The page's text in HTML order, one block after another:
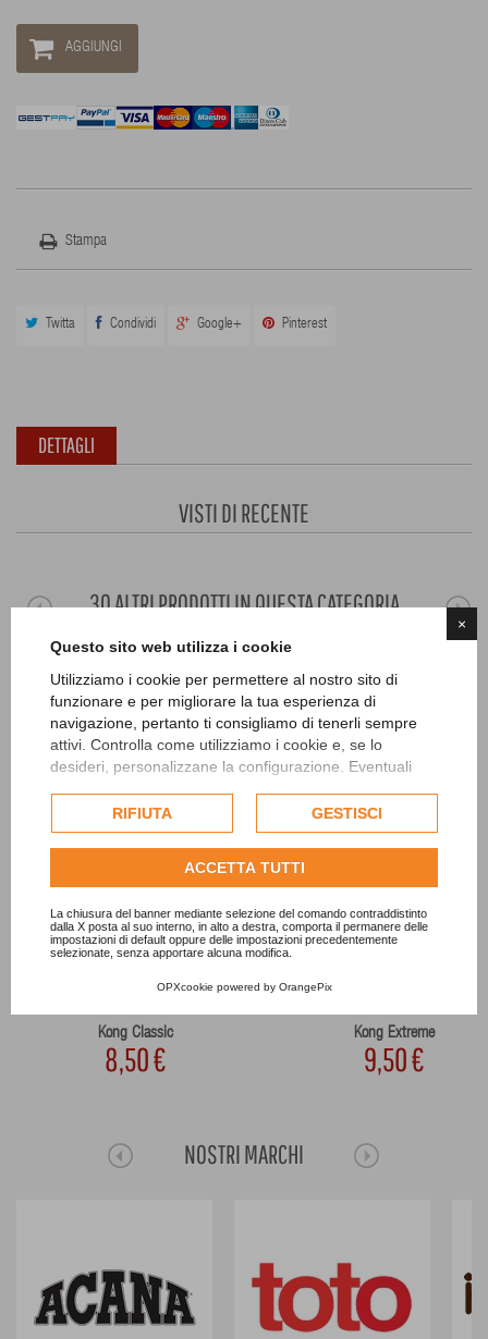
×
Questo sito web utilizza i cookie
Utilizziamo i cookie per permettere al nostro sito di
funzionare e per migliorare la tua esperienza di
navigazione, pertanto ti consigliamo di tenerli sempre
attivi. Controlla come utilizziamo i cookie e, se lo
desideri, personalizzane la configurazione. Eventuali
esclusivamente previa acquisizione del consenso
dell'utente.
Consulta l'informativa cookie completa.
RIFIUTA GESTISCI
ACCETTA TUTTI
La chiusura del banner mediante selezione del comando contraddistinto
dalla X posta al suo interno, in alto a destra, comporta il permanere delle
impostazioni di default oppure delle impostazioni precedentemente
selezionate, senza apportare alcuna modifica.
OPXcookie powered by OrangePix
AGGIUNGI
Stampa
Twitta Condividi Google+ Pinterest
DETTAGLI
VISTI DI RECENTE
30 ALTRI PRODOTTI IN QUESTA CATEGORIA
Kong Classic
8,50 €
Kong Extreme
9,50 €
NOSTRI MARCHI